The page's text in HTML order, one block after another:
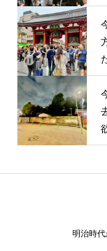
明治時代